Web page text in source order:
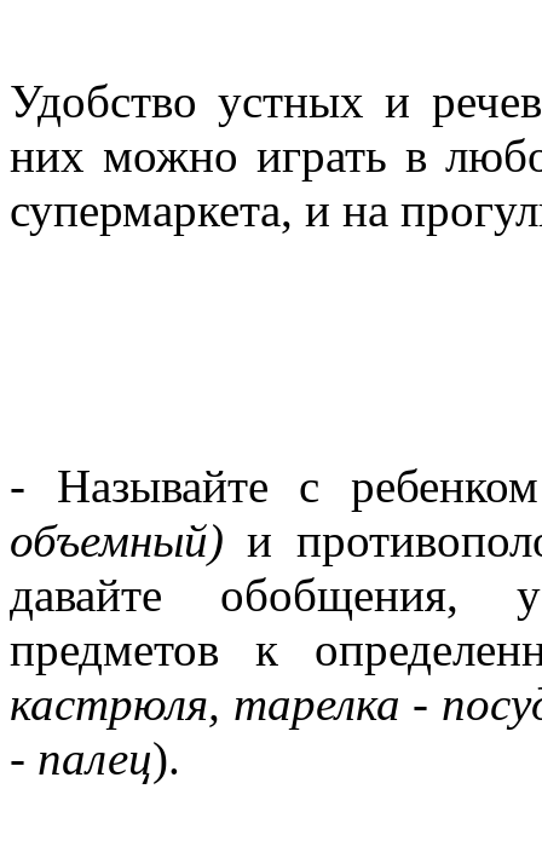
Удобство устных и
них можно играть в
супермаркета, и на
- Называйте с
объемный) и
давайте обобщения,
предметов к
кастрюля, тарелка -
- палец).